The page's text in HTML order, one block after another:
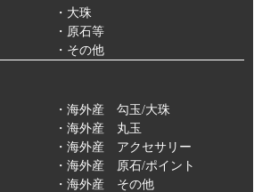
・大珠
・原石等
・その他
・海外産 勾玉/大珠
・海外産 丸玉
・海外産 アクセサリー
・海外産 原石/ポイント
・海外産 その他